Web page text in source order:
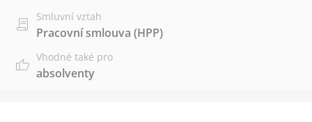
Smluvní vztah
Pracovní smlouva (HPP)
Vhodné také pro
absolventy